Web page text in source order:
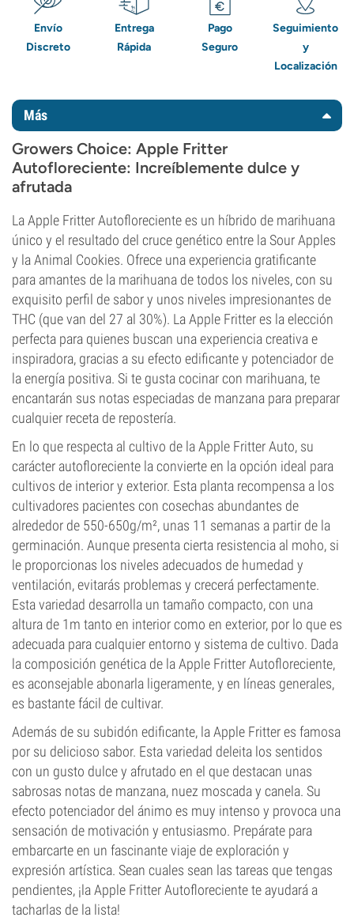
Envío
Discreto
Entrega
Rápida
Pago
Seguro
Seguimiento
y
Localización
Más
Growers Choice: Apple Fritter
Autofloreciente: Increíblemente dulce y
afrutada
La Apple Fritter Autofloreciente es un híbrido de marihuana
único y el resultado del cruce genético entre la Sour Apples
y la Animal Cookies. Ofrece una experiencia gratificante
para amantes de la marihuana de todos los niveles, con su
exquisito perfil de sabor y unos niveles impresionantes de
THC (que van del 27 al 30%). La Apple Fritter es la elección
perfecta para quienes buscan una experiencia creativa e
inspiradora, gracias a su efecto edificante y potenciador de
la energía positiva. Si te gusta cocinar con marihuana, te
encantarán sus notas especiadas de manzana para preparar
cualquier receta de repostería.
En lo que respecta al cultivo de la Apple Fritter Auto, su
carácter autofloreciente la convierte en la opción ideal para
cultivos de interior y exterior. Esta planta recompensa a los
cultivadores pacientes con cosechas abundantes de
alrededor de 550-650g/m², unas 11 semanas a partir de la
germinación. Aunque presenta cierta resistencia al moho, si
le proporcionas los niveles adecuados de humedad y
ventilación, evitarás problemas y crecerá perfectamente.
Esta variedad desarrolla un tamaño compacto, con una
altura de 1m tanto en interior como en exterior, por lo que es
adecuada para cualquier entorno y sistema de cultivo. Dada
la composición genética de la Apple Fritter Autofloreciente,
es aconsejable abonarla ligeramente, y en líneas generales,
es bastante fácil de cultivar.
Además de su subidón edificante, la Apple Fritter es famosa
por su delicioso sabor. Esta variedad deleita los sentidos
con un gusto dulce y afrutado en el que destacan unas
sabrosas notas de manzana, nuez moscada y canela. Su
efecto potenciador del ánimo es muy intenso y provoca una
sensación de motivación y entusiasmo. Prepárate para
embarcarte en un fascinante viaje de exploración y
expresión artística. Sean cuales sean las tareas que tengas
pendientes, ¡la Apple Fritter Autofloreciente te ayudará a
tacharlas de la lista!